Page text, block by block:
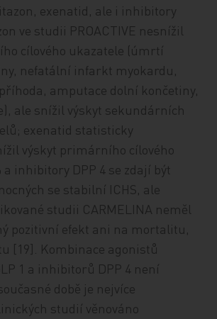
exenatid, ale i inhibitory
ve studii PROACTIVE nesnížil
cílového ukazatele (úmrtí
nefatální infarkt myokardu,
amputace dolní končetiny,
ale snížil výskyt sekundárních
exenatid statisticky
výskyt primárního cílového
a inhibitory DPP 4 se zdají být
se stabilní ICHS, ale
studii CARMELINA neměl
pozitivní efekt ani na mortalitu,
[19]. Kombinace agonistů
1 a inhibitorů DPP 4 není
době je nejvíce
studií věnováno